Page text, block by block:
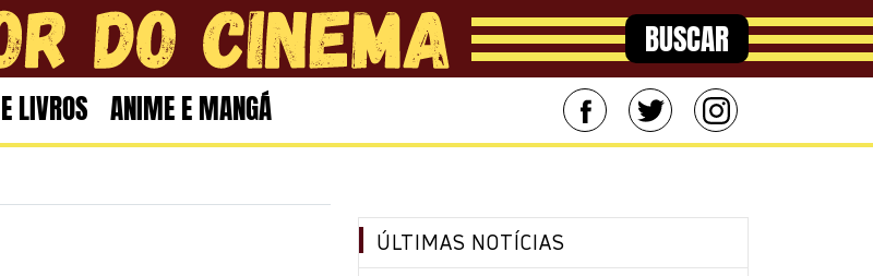
BUSCAR
LIVROS ANIME E MANGÁ
ÚLTIMAS NOTÍCIAS